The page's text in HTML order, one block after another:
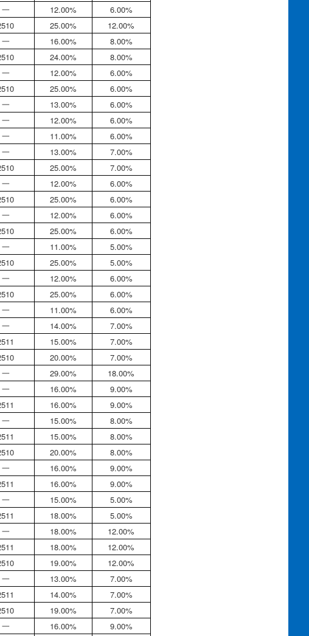
一 12.00%
6.00%
25.00% 12.00%
一 16.00%
8.00%
24.00% 8.00%
一 12.00%
6.00%
25.00%
6.00%
一 13.00%
6.00%
一 12.00%
6.00%
一 11.00% 6.00%
一 13.00%
7.00%
25.00% 7.00%
一 12.00%
6.00%
25.00% 6.00%
一 12.00%
6.00%
25.00% 6.00%
一 11.00%
5.00%
25.00% 5.00%
一 12.00%
6.00%
25.00%
6.00%
一 11.00% 6.00%
一 14.00%
7.00%
15.00%
7.00%
20.00%
7.00%
一 29.00% 18.00%
一 16.00%
9.00%
16.00% 9.00%
一 15.00%
8.00%
15.00%
8.00%
20.00% 8.00%
一 16.00%
9.00%
16.00% 9.00%
一 15.00%
5.00%
18.00% 5.00%
一 18.00%
12.00%
18.00%
12.00%
19.00% 12.00%
一 13.00%
7.00%
14.00%
7.00%
19.00%
7.00%
一
16.00% 9.00%